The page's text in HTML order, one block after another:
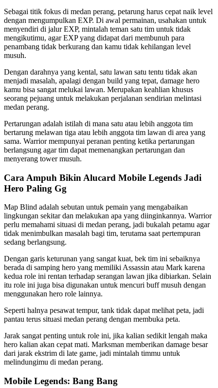
Sebagai titik fokus di medan perang, petarung harus cepat naik level
dengan mengumpulkan EXP. Di awal permainan, usahakan untuk
menyendiri di jalur EXP, mintalah teman satu tim untuk tidak
mengikutimu, agar EXP yang didapat dari membunuh para
penambang tidak berkurang dan kamu tidak kehilangan level
musuh.
Dengan darahnya yang kental, satu lawan satu tentu tidak akan
menjadi masalah, apalagi dengan build yang tepat, damage hero
kamu bisa sangat melukai lawan. Merupakan keahlian khusus
seorang pejuang untuk melakukan perjalanan sendirian melintasi
medan perang.
Pertarungan adalah istilah di mana satu atau lebih anggota tim
bertarung melawan tiga atau lebih anggota tim lawan di area yang
sama. Warrior mempunyai peranan penting ketika pertarungan
berlangsung agar tim dapat memenangkan pertarungan dan
menyerang tower musuh.
Cara Ampuh Bikin Alucard Mobile Legends Jadi
Hero Paling Gg
Map Blind adalah sebutan untuk pemain yang mengabaikan
lingkungan sekitar dan melakukan apa yang diinginkannya. Warrior
perlu memahami situasi di medan perang, jadi bukalah petamu agar
tidak menimbulkan masalah bagi tim, terutama saat pertempuran
sedang berlangsung.
Dengan garis keturunan yang sangat kuat, bek tim ini sebaiknya
berada di samping hero yang memiliki Assassin atau Mark karena
kedua role ini rentan terhadap serangan lawan jika dibiarkan. Selain
itu role ini juga bisa digunakan untuk mencuri buff musuh dengan
menggunakan hero role lainnya.
Seperti halnya pesawat tempur, tank tidak dapat melihat peta, jadi
pantau terus situasi medan perang dengan membuka peta.
Jarak sangat penting untuk role ini, jika kalian sedikit lengah maka
hero kalian akan cepat mati. Marksman memberikan damage besar
dari jarak ekstrim di late game, jadi mintalah timmu untuk
melindungimu di medan perang.
Mobile Legends: Bang Bang